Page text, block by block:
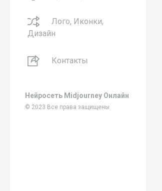
Лого, Иконки,
Дизайн
Контакты
Нейросеть Midjourney Онлайн
© 2023 Все права защищены